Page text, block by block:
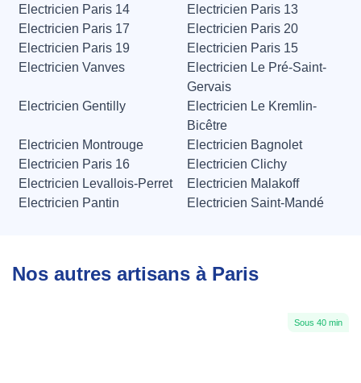
Electricien Paris 14
Electricien Paris 13
Electricien Paris 17
Electricien Paris 20
Electricien Paris 19
Electricien Paris 15
Electricien Vanves
Electricien Le Pré-Saint-
Gervais
Electricien Gentilly
Electricien Le Kremlin-
Bicêtre
Electricien Montrouge
Electricien Bagnolet
Electricien Paris 16
Electricien Clichy
Electricien Levallois-Perret
Electricien Malakoff
Electricien Pantin
Electricien Saint-Mandé
Nos autres artisans à Paris
Sous 40 min